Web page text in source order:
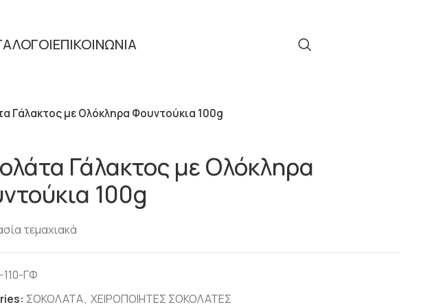
ΕΠΙΚΟΙΝΩΝΙΑ
Γάλακτος με Ολόκληρα Φουντούκια 100g
Γάλακτος με Ολόκληρα
100g
τεμαχιακά
110-ΓΦ
ΣΟΚΟΛΑΤΑ, ΧΕΙΡΟΠΟΙΗΤΕΣ ΣΟΚΟΛΑΤΕΣ